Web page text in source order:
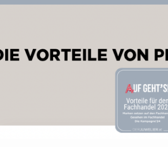
und Persönlichkeit für den österreichischen Fachhandel.